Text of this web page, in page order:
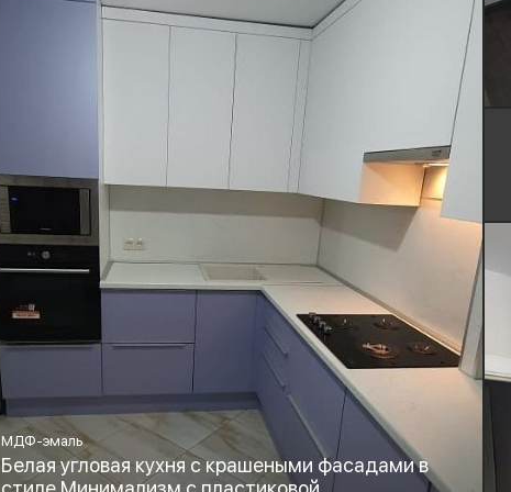
МДФ-эмаль
Белая угловая кухня с крашеными фасадами в